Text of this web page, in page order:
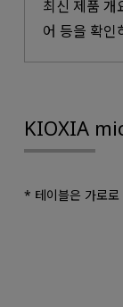
최신 제품 개
어 등을 확인
KIOXIA
* 테이블은 가로로